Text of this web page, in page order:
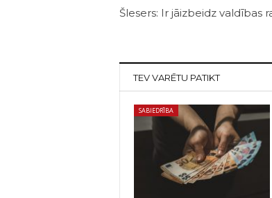
Šlesers: Ir jāizbeidz valdības
TEV VARĒTU PATIKT
SABIEDRĪBA